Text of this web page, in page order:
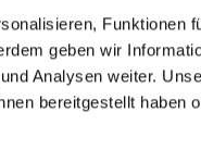
Funktionen
geben wir
Analysen weiter.
bereitgestellt haben
3
Aktuell liegen uns
Sie, dass der